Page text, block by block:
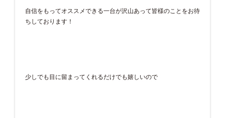
自信をもってオススメできる一台が沢山あって皆様のことをお待
ちしております！
少しでも目に留まってくれるだけでも嬉しいので